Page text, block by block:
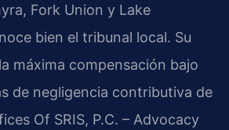
Fork Union y Lake
bien el tribunal local. Su
máxima compensación bajo
de negligencia contributiva de
Of SRIS, P.C. – Advocacy